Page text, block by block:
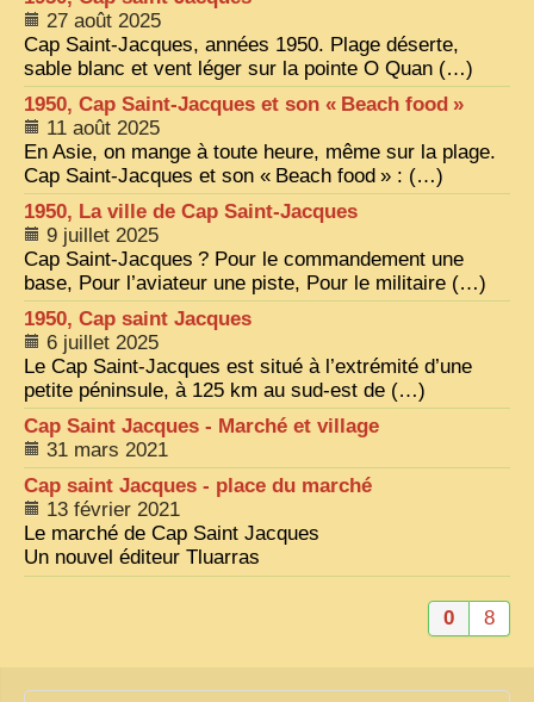
ENQUÊTES
L’ ACTU
2025 LAOS 1950 CPSM
2026 PERI, VIÊT-CONG
VIETNAM
ZOOM PHOTO
DÊ THAM
MUSÉES
ALBUMS FAMILLE
EN
27 août 2025
Cap Saint-Jacques, années 1950. Plage déserte,
sable blanc et vent léger sur la pointe O Quan (…)
1950, Cap Saint-Jacques et son « Beach food »
11 août 2025
En Asie, on mange à toute heure, même sur la plage.
Cap Saint-Jacques et son « Beach food » : (…)
1950, La ville de Cap Saint-Jacques
9 juillet 2025
Cap Saint-Jacques ? Pour le commandement une
base, Pour l’aviateur une piste, Pour le militaire (…)
1950, Cap saint Jacques
6 juillet 2025
Le Cap Saint-Jacques est situé à l’extrémité d’une
petite péninsule, à 125 km au sud-est de (…)
Cap Saint Jacques - Marché et village
31 mars 2021
Cap saint Jacques - place du marché
13 février 2021
Le marché de Cap Saint Jacques
Un nouvel éditeur Tluarras
0 8